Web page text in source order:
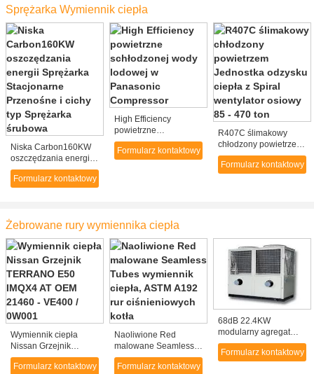
Sprężarka Wymiennik ciepła
Niska Carbon160KW
oszczędzania energii
Sprężarka Stacjonarne
Przenośne i cichy typ
Formularz kontaktowy
High Efficiency
powietrzne
schłodzonej wody
lodowej w Panasonic
Formularz kontaktowy
R407C ślimakowy
chłodzony powietrzem
Jednostka odzysku
ciepła z Spiral
Formularz kontaktowy
Żebrowane rury wymiennika ciepła
Wymiennik ciepła
Nissan Grzejnik
TERRANO E50 IMQX4
AT OEM 21460 -
Formularz kontaktowy
Naoliwione Red
malowane Seamless
Tubes wymiennik
ciepła, ASTM A192 rur
Formularz kontaktowy
68dB 22.4KW
modularny agregat
pompy ciepła z
wymiennikiem ciepła z
Formularz kontaktowy